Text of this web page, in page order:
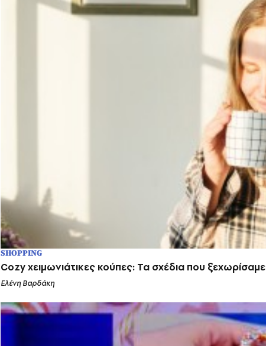
SHOPPING
Cozy χειμωνιάτικες κούπες: Τα σχέδια που
Ελένη Βαρδάκη